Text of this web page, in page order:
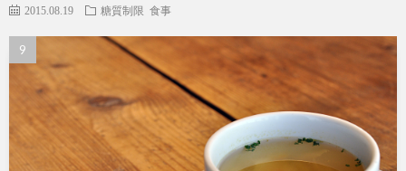
2015.08.19 糖質制限 食事